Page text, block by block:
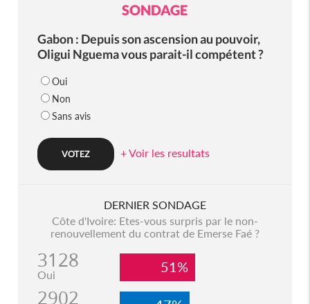
SONDAGE
Gabon : Depuis son ascension au pouvoir,
Oligui Nguema vous parait-il compétent ?
Oui
Non
Sans avis
+ Voir les resultats
DERNIER SONDAGE
Côte d'Ivoire: Etes-vous surpris par le non-
renouvellement du contrat de Emerse Faé ?
3128
Oui 51%
2902